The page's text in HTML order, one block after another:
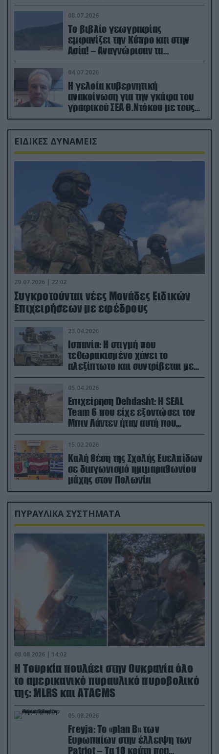
08.07.2026
Το βιβλίο γεωγραφίας
εμφανίζει την Κύπρο και στην
Ασία! – Αναγνώρισαν τα
κατεχόμενα; (φωτο)
04.07.2026
Η γελοία κυβερνητική
ανακοίνωση για την γκάφα του
γραφικού ΣΕΑ Θ.Ντόκου με τους
Ρώσους φαρσέρ
ΕΙΔΙΚΕΣ ΔΥΝΑΜΕΙΣ
29.07.2026 | 22:02
Συγκροτούνται νέες Μονάδες Ειδικών
Επιχειρήσεων με εφέδρους
23.04.2026
Ισπανία: Η στιγμή που
τεθωρακισμένο χάνει το
αλεξίπτωτο και συντρίβεται με
ορμή στο έδαφος (βίντεο)
05.04.2026
Επιχείρηση Dehdasht: Η SEAL
Team 6 που είχε εξοντώσει τον
Μπιν Λάντεν ήταν αυτή που
διέσωσε τον πιλότο του F-15
15.02.2026
Καλή θέση της Σχολής Ευελπίδων
σε διαγωνισμό ημιμαραθωνίου
μάχης στον Πολωνία
ΠΥΡΑΥΛΙΚΑ ΣΥΣΤΗΜΑΤΑ
08.08.2026 | 14:02
Η Τουρκία πουλάει στην Ουκρανία όλο
το αμερικανικό πυραυλικό πυροβολικό
της: MLRS και ΑΤΑCMS
05.08.2026
Freyja: Το «plan Β» των
Ευρωπαίων στην έλλειψη των
Patriot – Τα 10 κράτη που